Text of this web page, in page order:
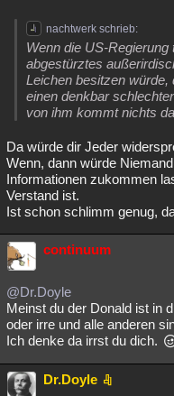
nachtwerk schrieb:
Wenn die US-
abgestürztes
Leichen besitzen würde,
einen denkbar
von ihm kommt nichts
Da würde dir Jeder
Wenn, dann würde
Informationen zukommen
Verstand ist.
Ist schon schlimm genug,
continuum
@Dr.Doyle
Meinst du der Donald ist in
oder irre und alle anderen
Ich denke da irrst du dich.
Dr.Doyle